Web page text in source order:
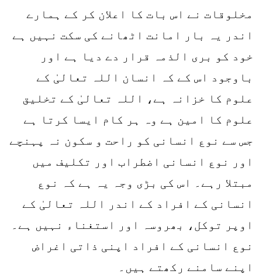
مخلوقات نے اس بات کا اعلان کر کے ہمارے
اندر یہ بار امانت اٹھانے کی سکت نہیں ہے
خود کو بری الذمہ قرار دے دیا ہے اور
باوجود اس کے کہ انسان اللہ تعالیٰ کے
علوم کا خزانہ ہے، اللہ تعالیٰ کے تخلیق
علوم کا امین ہے وہ ہر کام ایسا کرتا ہے
جس سے نوع انسانی کو راحت و سکون نہ پہنچے
اور نوع انسانی اضطراب اور تکلیف میں
مبتلا رہے۔ اس کی بڑی وجہ یہ ہے کہ نوع
انسانی کے افراد کے اندر اللہ تعالیٰ کے
اوپر توکل، بھروسہ اور استغناء نہیں ہے۔
نوع انسانی کے افراد اپنی ذاتی اغراض
اپنے سامنے رکھتے ہیں۔